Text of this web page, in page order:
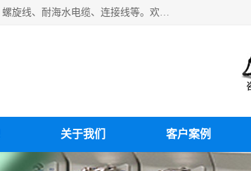
扬州市斯拜秀电缆厂专业生产：弹性电缆、弹簧电缆线、挂车螺旋线、螺旋电缆、弹簧线、螺旋线、耐海水电缆、连接线等。欢迎来电咨询！
关于我们 客户案例